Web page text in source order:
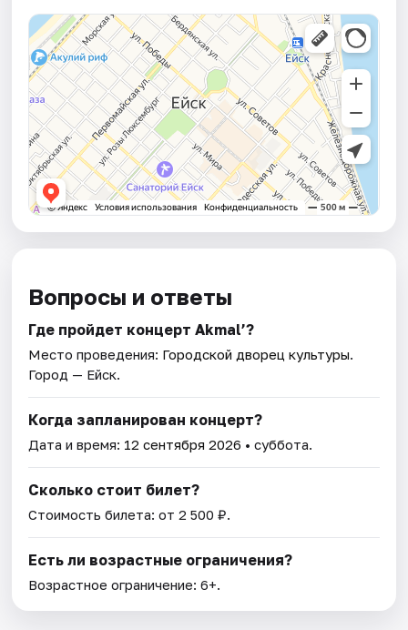
Вопросы и ответы
Где пройдет концерт Akmal’?
Место проведения: Городской дворец культуры.
Город — Ейск.
Когда запланирован концерт?
Дата и время: 12 сентября 2026 • суббота.
Сколько стоит билет?
Стоимость билета: от 2 500 ₽.
Есть ли возрастные ограничения?
Возрастное ограничение: 6+.